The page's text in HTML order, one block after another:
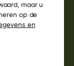
maar u
op de
en